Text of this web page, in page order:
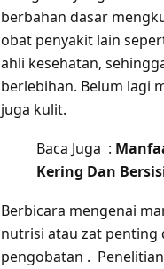
berbahan dasar
obat penyakit lain
ahli kesehatan,
berlebihan. Belum lagi
juga kulit.
Baca Juga :
Kering Dan
Berbicara mengenai
nutrisi atau zat penting
pengobatan .